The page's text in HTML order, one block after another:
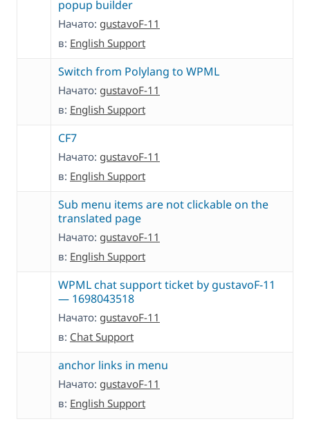
popup builder
Начато: gustavoF-11
в: English Support
Switch from Polylang to WPML
Начато: gustavoF-11
в: English Support
CF7
Начато: gustavoF-11
в: English Support
Sub menu items are not clickable on the
translated page
Начато: gustavoF-11
в: English Support
WPML chat support ticket by gustavoF-11
— 1698043518
Начато: gustavoF-11
в: Chat Support
anchor links in menu
Начато: gustavoF-11
в: English Support